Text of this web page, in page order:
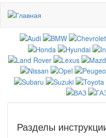
основному
содержанию
Разделы